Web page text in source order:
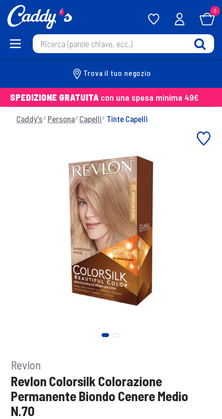
0
Trova il tuo negozio
SPEDIZIONE GRATUITA con una spesa minima 49€
Caddy's Persona Capelli Tinte Capelli
Revlon
Revlon Colorsilk Colorazione
Permanente Biondo Cenere Medio
N.70